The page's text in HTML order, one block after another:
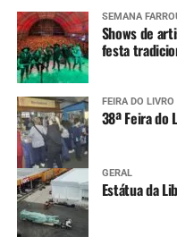
SEMANA
Shows de
festa
FEIRA DO
38ª Feira do
GERAL
Estátua da